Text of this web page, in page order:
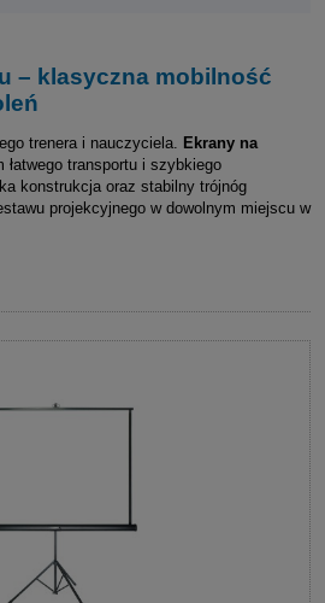
– klasyczna mobilność
trenera i nauczyciela.
Ekrany na
łatwego transportu i szybkiego
konstrukcja oraz stabilny trójnóg
projekcyjnego w dowolnym miejscu w